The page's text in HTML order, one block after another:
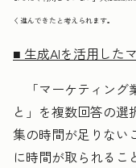
く進んできたと考えられます。
■ 生成AIを活用した
「マーケティング
と」を複数回答の選
集の時間が足りない
に時間が取られるこ